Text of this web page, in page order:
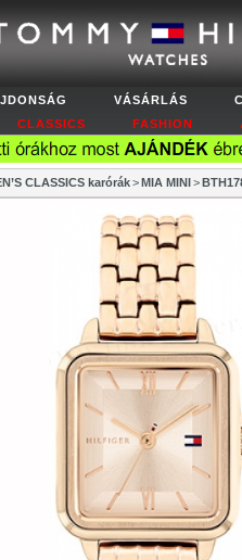
VÁSÁRLÁS
CLASSICS FASHION
CLASSICS karórák > MIA MINI >